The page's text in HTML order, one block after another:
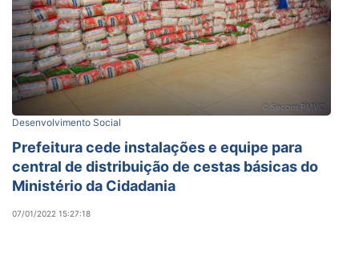
Desenvolvimento Social
Prefeitura cede instalações e equipe para
central de distribuição de cestas básicas do
Ministério da Cidadania
07/01/2022 15:27:18